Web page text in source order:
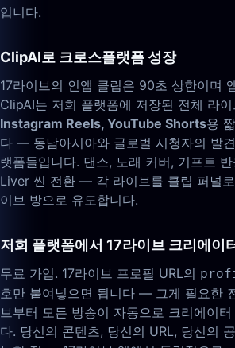
입니다.
ClipAI로 크로스플랫폼 성장
17라이브의 인앱 클립은 90초 상한이며
ClipAI는 저희 플랫폼에 저장된 전체 라
Instagram Reels, YouTube Shorts용
다 — 동남아시아와 글로벌 시청자의 발
랫폼들입니다. 댄스, 노래 커버, 기프트
Liver 씬 전환 — 각 라이브를 클립 퍼널
이브 방으로 유도합니다.
저희 플랫폼에서 17라이브 크리에이
무료 가입. 17라이브 프로필 URL의
호만 붙여넣으면 됩니다 — 그게 필요한
브부터 모든 방송이 자동으로 크리에이
다. 당신의 콘텐츠, 당신의 URL, 당신의